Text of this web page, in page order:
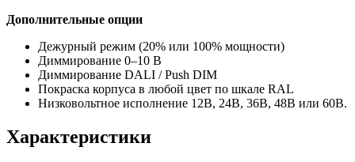
Дополнительные опции
Дежурный режим (20% или 100% мощности)
Диммирование 0–10 В
Диммирование DALI / Push DIM
Покраска корпуса в любой цвет по шкале RAL
Низковольтное исполнение 12В, 24В, 36В, 48В или 60В.
Характеристики